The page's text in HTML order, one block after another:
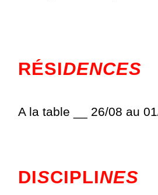
RÉSIDENCES
A la table __ 26/08 au
DISCIPLINES